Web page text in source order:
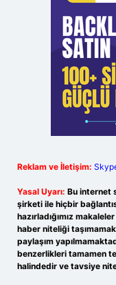
Reklam ve İletişim:
Yasal Uyarı: Bu internet
şirketi ile hiçbir
hazırladığımız
haber niteliği
paylaşım
benzerlikleri tamamen
halindedir ve tavsiye